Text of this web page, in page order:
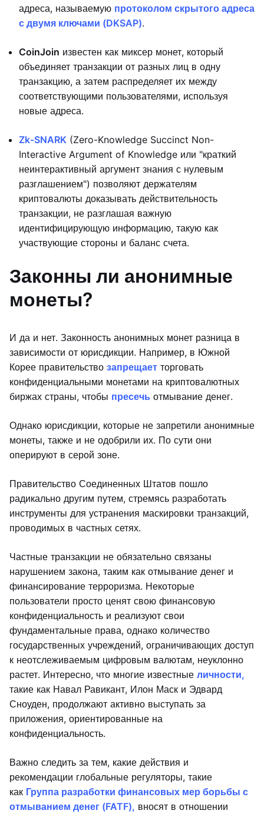
адреса, называемую протоколом скрытого адреса
с двумя ключами (DKSAP).
CoinJoin известен как миксер монет, который
объединяет транзакции от разных лиц в одну
транзакцию, а затем распределяет их между
соответствующими пользователями, используя
новые адреса.
Zk-SNARK (Zero-Knowledge Succinct Non-
Interactive Argument of Knowledge или "краткий
неинтерактивный аргумент знания с нулевым
разглашением") позволяют держателям
криптовалюты доказывать действительность
транзакции, не разглашая важную
идентифицирующую информацию, такую как
участвующие стороны и баланс счета.
Законны ли анонимные
монеты?
И да и нет. Законность анонимных монет разница в
зависимости от юрисдикции. Например, в Южной
Корее правительство запрещает торговать
конфиденциальными монетами на криптовалютных
биржах страны, чтобы пресечь отмывание денег.
Однако юрисдикции, которые не запретили анонимные
монеты, также и не одобрили их. По сути они
оперируют в серой зоне.
Правительство Соединенных Штатов пошло
радикально другим путем, стремясь разработать
инструменты для устранения маскировки транзакций,
проводимых в частных сетях.
Частные транзакции не обязательно связаны
нарушением закона, таким как отмывание денег и
финансирование терроризма. Некоторые
пользователи просто ценят свою финансовую
конфиденциальность и реализуют свои
фундаментальные права, однако количество
государственных учреждений, ограничивающих доступ
к неотслеживаемым цифровым валютам, неуклонно
растет. Интересно, что многие известные личности,
такие как Навал Равикант, Илон Маск и Эдвард
Сноуден, продолжают активно выступать за
приложения, ориентированные на
конфиденциальность.
Важно следить за тем, какие действия и
рекомендации глобальные регуляторы, такие
как Группа разработки финансовых мер борьбы с
отмыванием денег (FATF), вносят в отношении